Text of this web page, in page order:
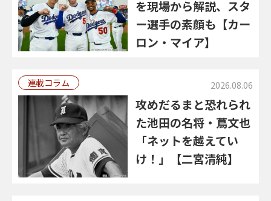
を現場から解説、スタ
ー選手の素顔も【カー
ロン・マイア】
連載コラム 2026.08.06
攻めだるまと恐れられ
た池田の名将・蔦文也
「ネットを越えてい
け！」【二宮清純】